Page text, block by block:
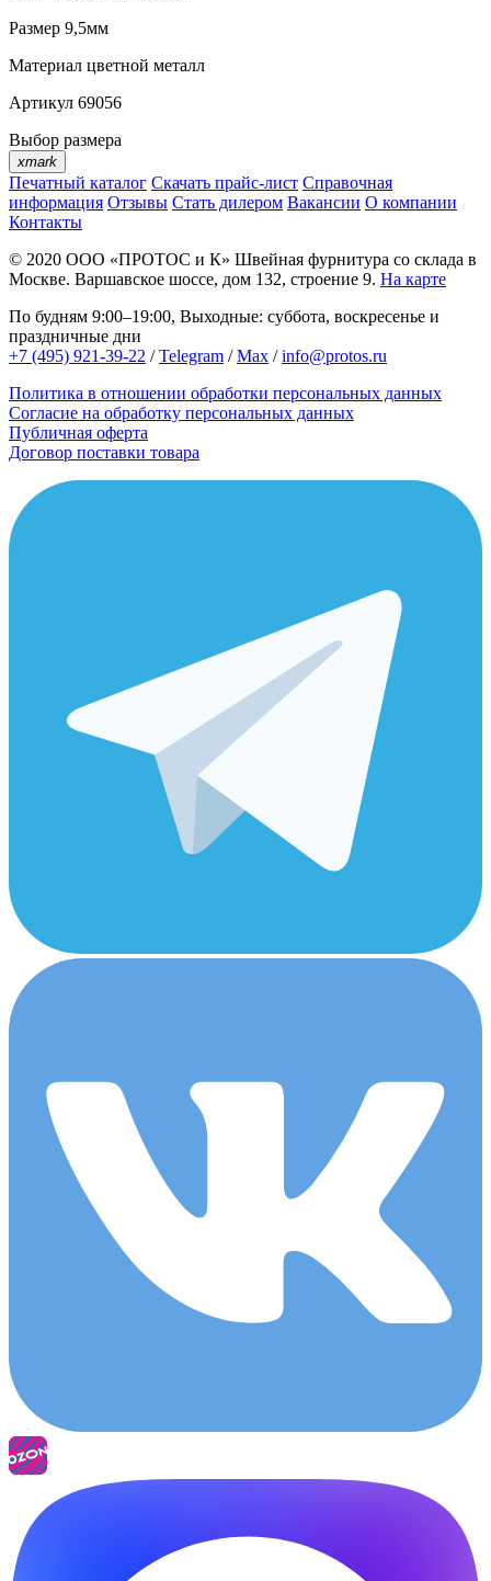
Размер 9,5мм
Материал цветной металл
Артикул 69056
Выбор размера
xmark
Печатный каталог Скачать прайс-лист Справочная
информация Отзывы Стать дилером Вакансии О компании
Контакты
© 2020 ООО «ПРОТОС и К» Швейная фурнитура со склада в
Москве. Варшавское шоссе, дом 132, строение 9. На карте
По будням 9:00–19:00, Выходные: суббота, воскресенье и
праздничные дни
+7 (495) 921-39-22 /Telegram /Max /info@protos.ru
Политика в отношении обработки персональных данных
Согласие на обработку персональных данных
Публичная оферта
Договор поставки товара